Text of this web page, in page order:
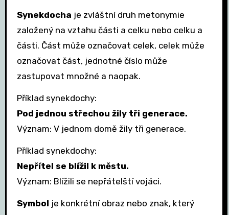
Synekdocha je zvláštní druh metonymie
založený na vztahu části a celku nebo celku a
části. Část může označovat celek, celek může
označovat část, jednotné číslo může
zastupovat množné a naopak.
Příklad synekdochy:
Pod jednou střechou žily tři generace.
Význam: V jednom domě žily tři generace.
Příklad synekdochy:
Nepřítel se blížil k městu.
Význam: Blížili se nepřátelští vojáci.
Symbol je konkrétní obraz nebo znak, který